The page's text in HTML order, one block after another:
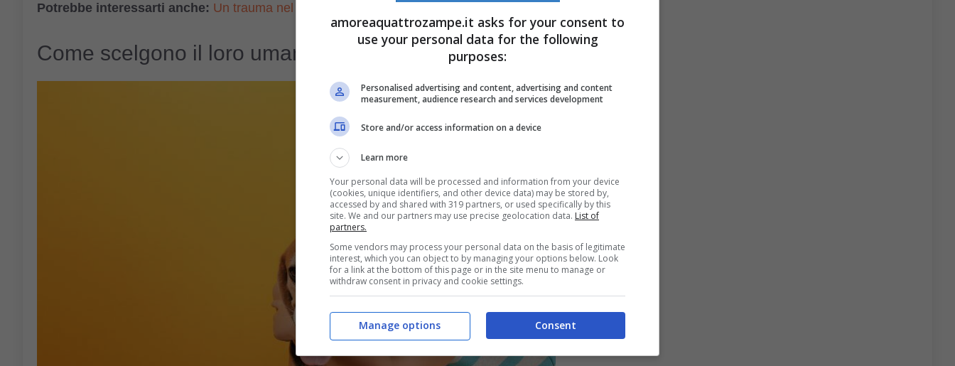
Potrebbe interessarti anche: Un trauma nel cane può influire sulla sua personalità e comportamento
Come scelgono il loro umano preferito
amoreaquattrozampe.it asks for your consent to
use your personal data for the following
purposes:
Personalised advertising and content, advertising and content
measurement, audience research and services development
Store and/or access information on a device
Learn more
Your personal data will be processed and information from your device
(cookies, unique identifiers, and other device data) may be stored by,
accessed by and shared with 319 partners, or used specifically by this
site. We and our partners may use precise geolocation data. List of
partners.
Some vendors may process your personal data on the basis of legitimate
interest, which you can object to by managing your options below. Look
for a link at the bottom of this page or in the site menu to manage or
withdraw consent in privacy and cookie settings.
Consent
Manage options